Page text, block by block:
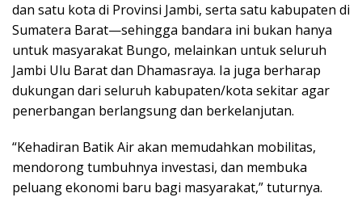
dan satu kota di Provinsi Jambi, serta satu kabupaten di
Sumatera Barat—sehingga bandara ini bukan hanya
untuk masyarakat Bungo, melainkan untuk seluruh
Jambi Ulu Barat dan Dhamasraya. Ia juga berharap
dukungan dari seluruh kabupaten/kota sekitar agar
penerbangan berlangsung dan berkelanjutan.
“Kehadiran Batik Air akan memudahkan mobilitas,
mendorong tumbuhnya investasi, dan membuka
peluang ekonomi baru bagi masyarakat,” tuturnya.